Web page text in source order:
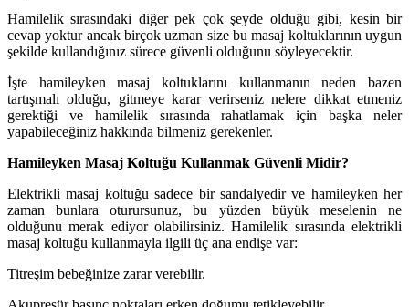
Hamilelik sırasındaki diğer pek çok şeyde olduğu gibi, kesin bir
cevap yoktur ancak birçok uzman size bu masaj koltuklarının uygun
şekilde kullandığınız sürece güvenli olduğunu söyleyecektir.
İşte hamileyken masaj koltuklarını kullanmanın neden bazen
tartışmalı olduğu, gitmeye karar verirseniz nelere dikkat etmeniz
gerektiği ve hamilelik sırasında rahatlamak için başka neler
yapabileceğiniz hakkında bilmeniz gerekenler.
Hamileyken Masaj Koltuğu Kullanmak Güvenli Midir?
Elektrikli masaj koltuğu sadece bir sandalyedir ve hamileyken her
zaman bunlara oturursunuz, bu yüzden büyük meselenin ne
olduğunu merak ediyor olabilirsiniz. Hamilelik sırasında elektrikli
masaj koltuğu kullanmayla ilgili üç ana endişe var:
Titreşim bebeğinize zarar verebilir.